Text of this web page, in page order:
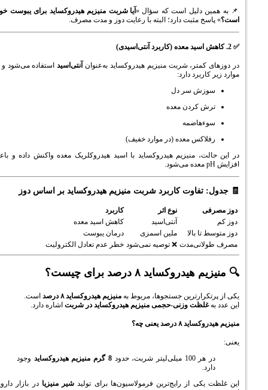
دلیل است که سؤال «آیا شربت منیزیم هیدروکساید برای یبوست خوب
مثبت دارد؛ البته با رعایت دوز و مدت مصرف.
شربت منیزیم هیدروکساید به‌عنوان آنتی‌اسیداستفاده می‌شود و در
معده (در موارد خفیف)
منیزیم هیدروکساید با اسید هیدروکلریک معده واکنش داده و باعث
کاربرد شربت منیزیم هیدروکساید بر اساس دوز
نوع اثر
کاربرد
آنتی‌اسید
کاهش اسید معده
ملین اسمزی
درمان یبوست
❌ توصیه نمی‌شود خطر عدم تعادل الکترولیت
۸ درصد برای چیست؟
جستجوها، مربوط به منیزیم هیدروکساید ۸ درصد
است.
وزنی-حجمی منیزیم هیدروکساید در شربتاشاره دارد.
8 گرم منیزیم هیدروکساید
وجود
از رایج‌ترین فرمولاسیون‌ها برای تولیدشیر منیزیادر بازار دارویی